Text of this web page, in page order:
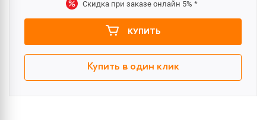
Скидка при заказе онлайн 5% *
КУПИТЬ
Купить в один клик